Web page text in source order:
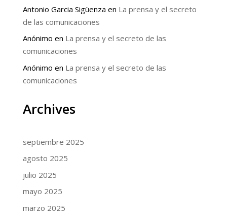
Antonio Garcia Sigüenza en La prensa y el secreto
de las comunicaciones
Anónimo en La prensa y el secreto de las
comunicaciones
Anónimo en La prensa y el secreto de las
comunicaciones
Archives
septiembre 2025
agosto 2025
julio 2025
mayo 2025
marzo 2025